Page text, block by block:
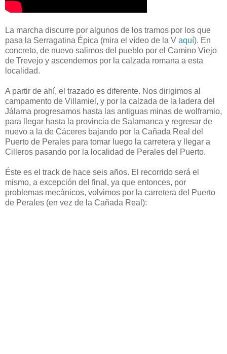
La marcha discurre por algunos de los tramos por los que
pasa la Serragatina Épica (mira el vídeo de la V aquí). En
concreto, de nuevo salimos del pueblo por el Camino Viejo
de Trevejo y ascendemos por la calzada romana a esta
localidad.
A partir de ahí, el trazado es diferente. Nos dirigimos al
campamento de Villamiel, y por la calzada de la ladera del
Jálama progresamos hasta las antiguas minas de wolframio,
para llegar hasta la provincia de Salamanca y regresar de
nuevo a la de Cáceres bajando por la Cañada Real del
Puerto de Perales para tomar luego la carretera y llegar a
Cilleros pasando por la localidad de Perales del Puerto.
Éste es el track de hace seis años. El recorrido será el
mismo, a excepción del final, ya que entonces, por
problemas mecánicos, volvimos por la carretera del Puerto
de Perales (en vez de la Cañada Real):